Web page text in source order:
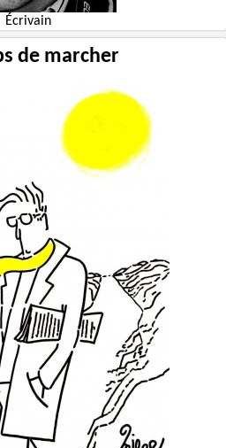
Écrivain
de marcher